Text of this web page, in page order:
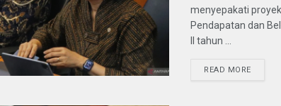
menyepakati
Pendapatan dan
II tahun ...
READ MORE